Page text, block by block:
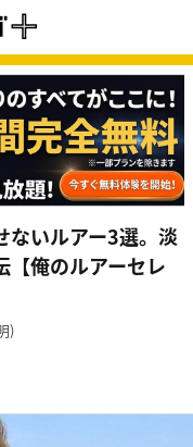
ないルアー3選。淡
【俺のルアーセレ
)